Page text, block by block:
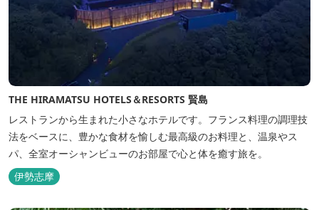
THE HIRAMATSU HOTELS＆RESORTS 賢島
レストランから生まれた小さなホテルです。フランス料理の調理技
法をベースに、豊かな食材を愉しむ最高級のお料理と、温泉やス
パ、全室オーシャンビューのお部屋で心と体を癒す旅を。
伊勢志摩